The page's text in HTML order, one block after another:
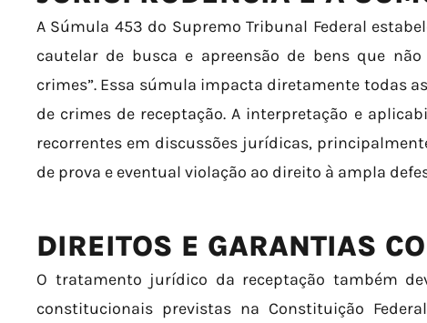
A Súmula 453 do Supremo Tribunal Federal
cautelar de busca e apreensão de bens que
crimes”. Essa súmula impacta diretamente todas
de crimes de receptação. A interpretação e
recorrentes em discussões jurídicas,
de prova e eventual violação ao direito à ampla
DIREITOS E GARANTIAS
O tratamento jurídico da receptação também
constitucionais previstas na Constituição